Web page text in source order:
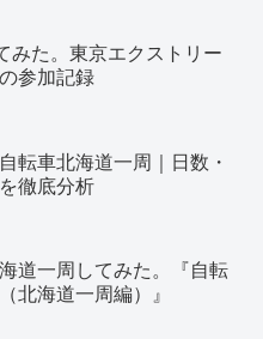
みた。東京エクストリー
参加記録
転車北海道一周｜日数・
徹底分析
道一周してみた。『自転
北海道一周編）』